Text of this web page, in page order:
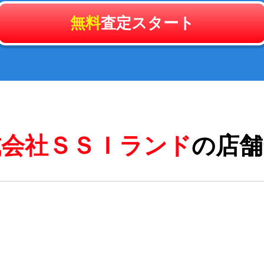
無料査定スタート
社ＳＳＩランドの店